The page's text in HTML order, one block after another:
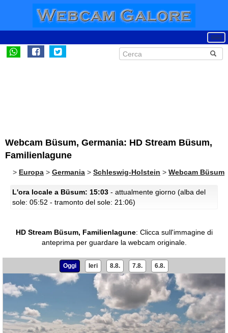
Webcam Büsum, Germania: HD Stream Büsum,
Familienlagune
> Europa > Germania > Schleswig-Holstein > Webcam Büsum
L'ora locale a Büsum: 15:03 - attualmente giorno (alba del
sole: 05:52 - tramonto del sole: 21:06)
HD Stream Büsum, Familienlagune: Clicca sull'immagine di
anteprima per guardare la webcam originale.
Oggi Ieri 8.8. 7.8. 6.8.